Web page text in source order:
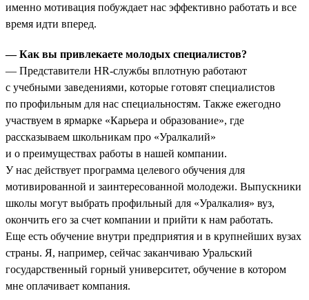
именно мотивация побуждает нас эффективно работать и все
время идти вперед.
— Как вы привлекаете молодых специалистов?
— Представители HR-службы вплотную работают
с учебными заведениями, которые готовят специалистов
по профильным для нас специальностям. Также ежегодно
участвуем в ярмарке «Карьера и образование», где
рассказываем школьникам про «Уралкалий»
и о преимуществах работы в нашей компании.
У нас действует программа целевого обучения для
мотивированной и заинтересованной молодежи. Выпускники
школы могут выбрать профильный для «Уралкалия» вуз,
окончить его за счет компании и прийти к нам работать.
Еще есть обучение внутри предприятия и в крупнейших вузах
страны. Я, например, сейчас заканчиваю Уральский
государственный горный университет, обучение в котором
мне оплачивает компания.